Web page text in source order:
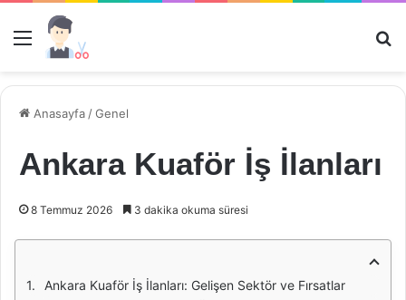
Menü
Anasayfa /Genel
Ankara Kuaför İş İlanları
8 Temmuz 2026 3 dakika okuma süresi
Ankara Kuaför İş İlanları: Gelişen Sektör ve Fırsatlar